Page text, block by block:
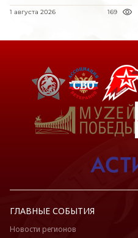
1 августа 2026 169
ГЛАВНЫЕ СОБЫТИЯ
Новости регионов